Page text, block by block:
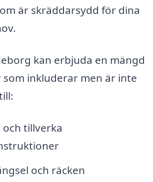
är skräddarsydd för dina
kan erbjuda en mängd
inkluderar men är inte
och tillverka
och räcken